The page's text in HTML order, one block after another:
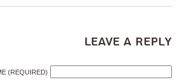
Leave a Reply
(REQUIRED)